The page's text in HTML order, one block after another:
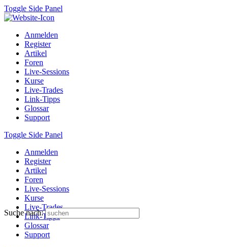
Toggle Side Panel
Anmelden
Register
Artikel
Foren
Live-Sessions
Kurse
Live-Trades
Link-Tipps
Glossar
Support
Toggle Side Panel
Anmelden
Register
Artikel
Foren
Live-Sessions
Kurse
Live-Trades
Link-Tipps
Glossar
Support
Suche nach: